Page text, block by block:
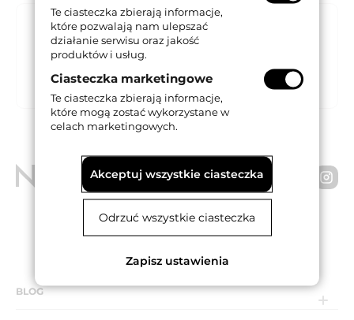
Katalogi
Katalogi Gavo zawierają kratki
wentylacyjne do drzwi i ścian wraz z
wymiarami, wydajnościami i wariantami
NOVET Spółka z o.o.
BLOG
Te ciasteczka zbierają informacje,
które pozwalają nam ulepszać
działanie serwisu oraz jakość
produktów i usług.
Ciasteczka marketingowe
Te ciasteczka zbierają informacje,
które mogą zostać wykorzystane w
celach marketingowych.
Akceptuj wszystkie ciasteczka
Odrzuć wszystkie ciasteczka
Zapisz ustawienia